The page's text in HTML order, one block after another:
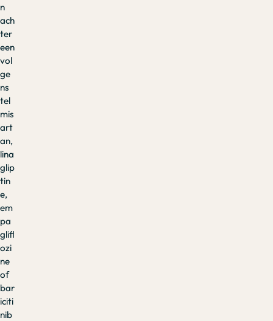
n
ach
ter
een
vol
ge
ns
tel
mis
art
an,
lina
glip
tin
e,
em
pa
glifl
ozi
ne
of
bar
iciti
nib